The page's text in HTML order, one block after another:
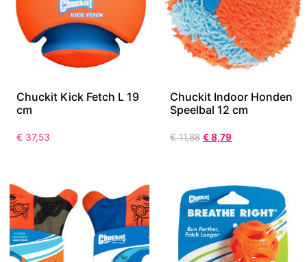
Chuckit Kick Fetch L 19
cm
€ 37,53
Chuckit Indoor Honden
Speelbal 12 cm
€11,88 €8,79